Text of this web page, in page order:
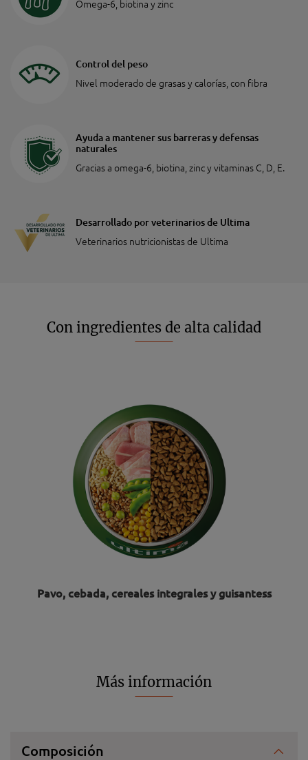
Omega-6, biotina y zinc
Control del peso
Nivel moderado de grasas y calorías, con fibra
Ayuda a mantener sus barreras y defensas
naturales
Gracias a omega-6, biotina, zinc y vitaminas C, D, E.
Desarrollado por veterinarios de Ultima
Veterinarios nutricionistas de Ultima
Con ingredientes de alta calidad
Pavo, cebada, cereales integrales y guisantess
Más información
Composición